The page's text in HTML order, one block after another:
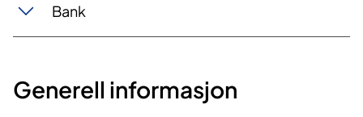
Bank
Generell informasjon